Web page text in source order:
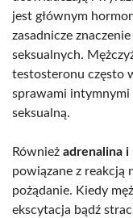
jest głównym
zasadnicze
seksualnych.
testosteronu często
sprawami intymnymi
seksualną.
Również adrenalina i
powiązane z reakcją
pożądanie. Kiedy
ekscytacja bądź